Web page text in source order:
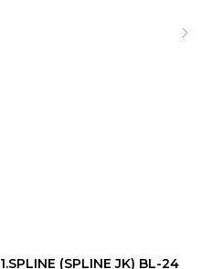
(SPLINE JK) BL-24